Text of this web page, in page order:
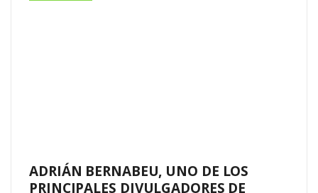
ADRIÁN BERNABEU, UNO DE LOS
PRINCIPALES DIVULGADORES DE